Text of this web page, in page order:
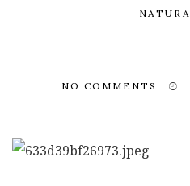
NO COMMENTS